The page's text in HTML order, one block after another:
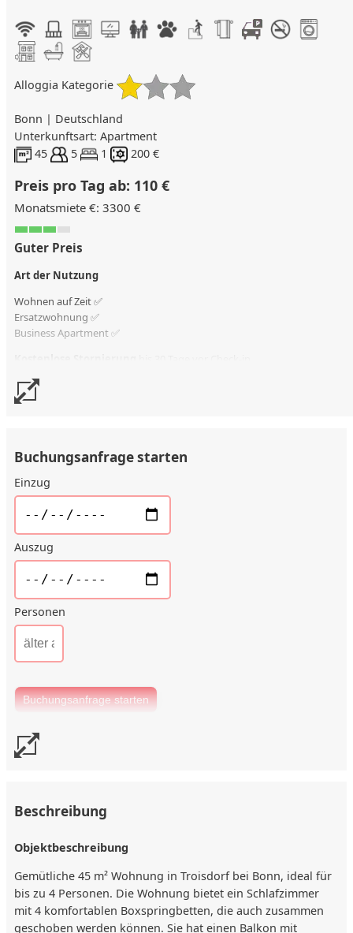
Alloggia Kategorie
Bonn | Deutschland
Unterkunftsart: Apartment
45
5 1 200 €
Preis pro Tag ab: 110 €
Monatsmiete €: 3300 €
Guter Preis
Art der Nutzung
Wohnen auf Zeit ✅
Ersatzwohnung ✅
Business Apartment ✅
Buchungsanfrage starten
Einzug
Auszug
Personen
Beschreibung
Objektbeschreibung
Gemütliche 45 m² Wohnung in Troisdorf bei Bonn, ideal für
bis zu 4 Personen. Die Wohnung bietet ein Schlafzimmer
mit 4 komfortablen Boxspringbetten, die auch zusammen
geschoben werden können. Sie hat einen Balkon mit